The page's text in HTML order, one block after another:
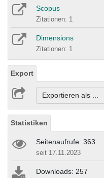
Scopus
Zitationen: 1
Dimensions
Zitationen: 1
Export
Exportieren als ...
Statistiken
Seitenaufrufe: 363
seit 17.11.2023
Downloads: 257